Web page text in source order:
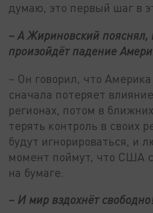
думаю, это первый шаг в
– А Жириновский пояснял,
произойдёт падение
– Он говорил, что
сначала потеряет
регионах, потом в
терять контроль в своих
будут игнорироваться, и
момент поймут, что США
на бумаге.
– И мир вздохнёт